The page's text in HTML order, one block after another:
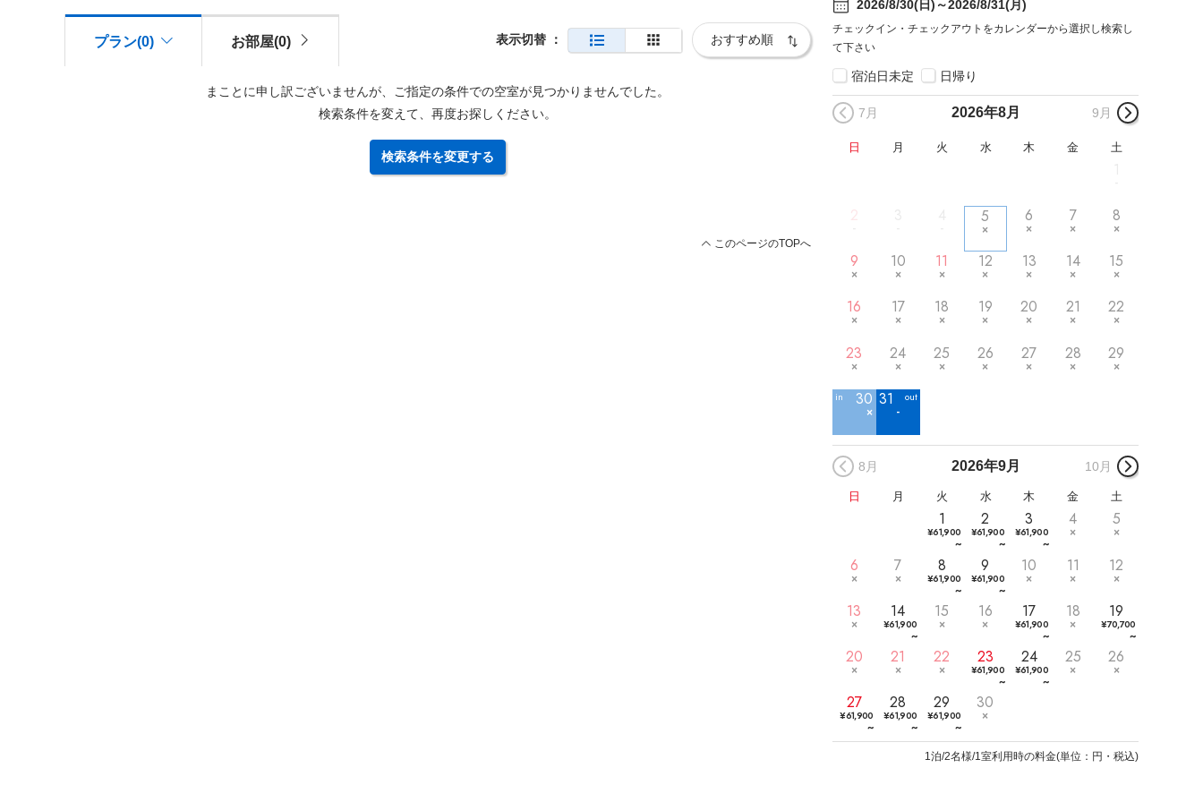
表示切替 ：
プラン(0) お部屋(0)
まことに申し訳ございませんが、ご指定の条件での空室が見つかりませんでした。
検索条件を変えて、再度お探しください。
検索条件を変更する
このページのTOPへ
2026/8/30(日)～2026/8/31(月)
チェックイン・チェックアウトをカレンダーから選択し検索し
て下さい
宿泊日未定 日帰り
7月 2026年8月 9月
日 月 火 水 木 金 土
2 5 6 7 8
9 10 11 12 13 14 15
16 17 18 19 20 21 22
23 24 25 26 27 28 29
30 31
2026年9月
8月 10月
日 月 火 水 木 金 土
1
¥61,900
~
2
¥61,900
~
3
¥61,900
~
4 5
6 7 8
¥61,900
~
9
¥61,900
~
10 11 12
13 14
¥61,900
~
15 16 17
¥61,900
~
18 19
¥70,700
~
20 21 22 23
¥61,900
~
24
¥61,900
~
25 26
27
¥61,900
~
28
¥61,900
~
29
¥61,900
~
30
1泊/2名様/1室利用時の料金(単位：円・税込)